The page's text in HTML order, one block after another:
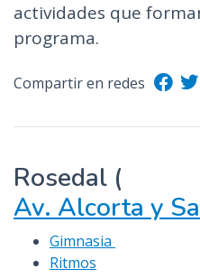
actividades que
programa.
Compartir en redes
Rosedal (
Av. Alcorta y
Gimnasia
Ritmos